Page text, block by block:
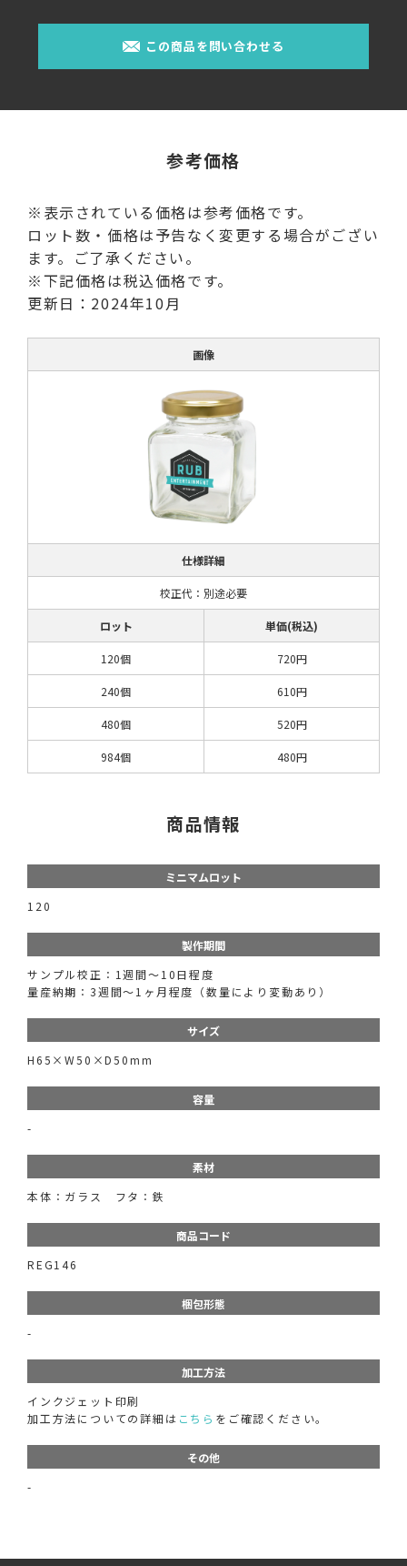
この商品を問い合わせる
参考価格
※表示されている価格は参考価格です。
ロット数・価格は予告なく変更する場合がござい
ます。ご了承ください。
※下記価格は税込価格です。
更新日：2024年10月
画像
仕様詳細
校正代：別途必要
ロット 単価(税込)
120個 720円
240個 610円
480個 520円
984個 480円
商品情報
ミニマムロット
120
製作期間
サンプル校正：1週間〜10日程度
量産納期：3週間〜1ヶ月程度（数量により変動あり）
サイズ
H65×W50×D50mm
容量
-
素材
本体：ガラス フタ：鉄
商品コード
REG146
梱包形態
-
加工方法
インクジェット印刷
加工方法についての詳細は こちら をご確認ください。
その他
-